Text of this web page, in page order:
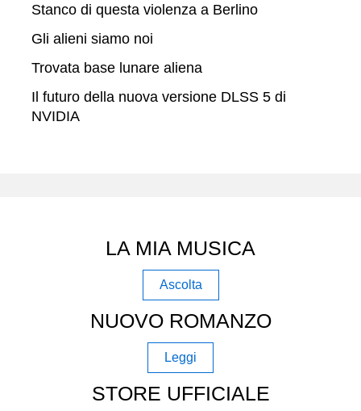
Stanco di questa violenza a Berlino
Gli alieni siamo noi
Trovata base lunare aliena
Il futuro della nuova versione DLSS 5 di
NVIDIA
LA MIA MUSICA
Ascolta
NUOVO ROMANZO
Leggi
STORE UFFICIALE